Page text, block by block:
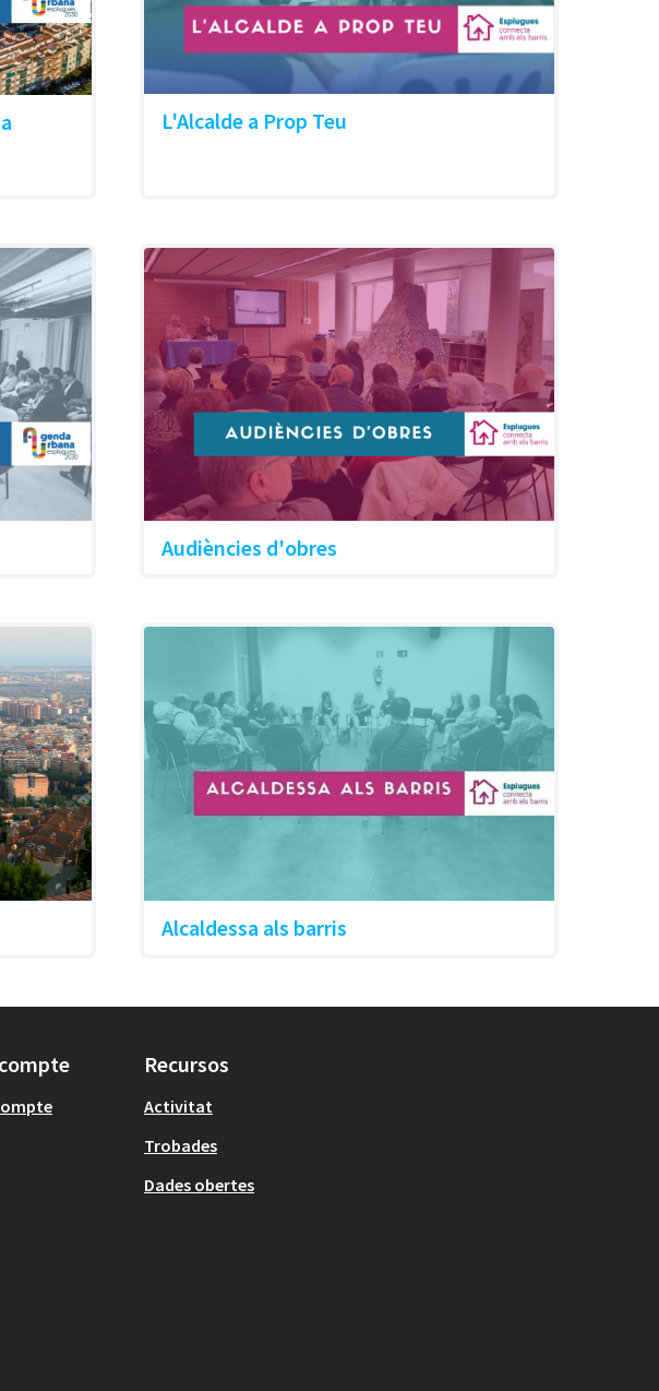
L'Alcalde a Prop Teu
Audiències d'obres
Alcaldessa als barris
Recursos
Activitat
Trobades
Dades obertes